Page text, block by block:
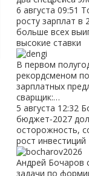
6 августа 09:51
росту зарплат в
больше всех
высокие ставки
В первом
рекордсменом
зарплатных
сварщик:…
5 августа 12:32
бюджет‑2027
осторожность,
рост инвестиций
Андрей Бочаров
задачи по